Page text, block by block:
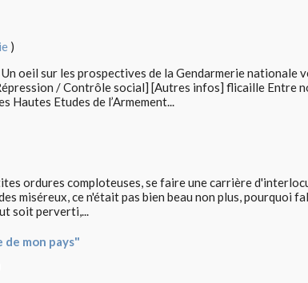
)
oeil sur les prospectives de la Gendarmerie nationale
/ Contrôle social] [Autres infos] flicaille Entre
Hautes Etudes de l’Armement...
ordures comploteuses, se faire une carrière
miséreux, ce n'était pas bien beau non plus, pourquoi
soit perverti,...
de mon pays"